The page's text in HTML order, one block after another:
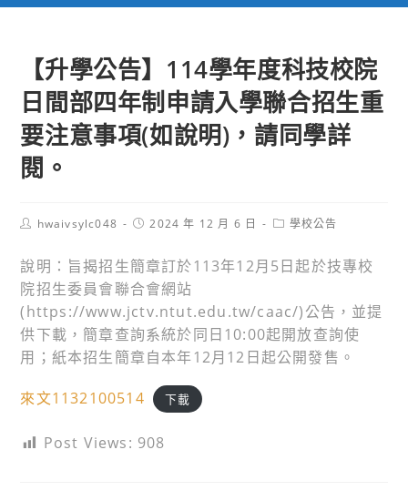
【升學公告】114學年度科技校院
日間部四年制申請入學聯合招生重
要注意事項(如說明)，請同學詳
閱。
Posthwaivsylc048
Post2024 年 12 月 6 日
Post學校公告
說明：旨揭招生簡章訂於113年12月5日起於技專校
院招生委員會聯合會網站
(https://www.jctv.ntut.edu.tw/caac/)公告，並提
供下載，簡章查詢系統於同日10:00起開放查詢使
用；紙本招生簡章自本年12月12日起公開發售。
來文1132100514 下載
Post Views: 908